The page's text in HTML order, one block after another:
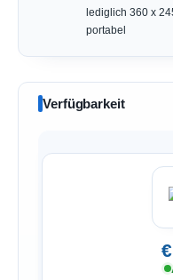
lediglich 360 x
portabel
Verfügbarkeit